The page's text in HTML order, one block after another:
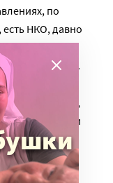
по
НКО, давно
профилю, и
ими области.
здесь видно,
помощи
действиям в
– уходу за
и